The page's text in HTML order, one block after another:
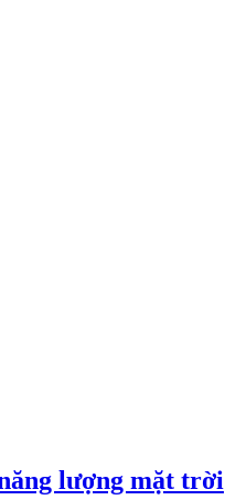
lượng mặt trời